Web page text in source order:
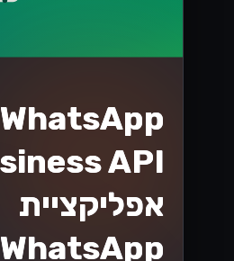
WhatsApp
אפליקציית
WhatsApp